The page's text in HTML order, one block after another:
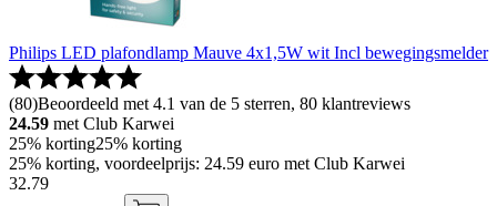
Philips LED plafondlamp Mauve 4x1,5W wit Incl bewegingsmelder
(80)Beoordeeld met 4.1 van de 5 sterren, 80 klantreviews
24.59 met Club Karwei
25% korting25% korting
25% korting, voordeelprijs: 24.59 euro met Club Karwei
32.79